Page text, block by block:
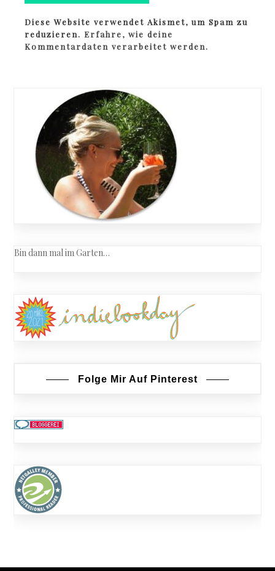
Diese Website verwendet Akismet, um Spam zu
reduzieren.Erfahre, wie deine
Kommentardaten verarbeitet werden.
Bin dann mal im Garten…
Folge Mir Auf Pinterest